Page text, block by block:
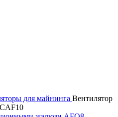
для майнинга Вентилятор